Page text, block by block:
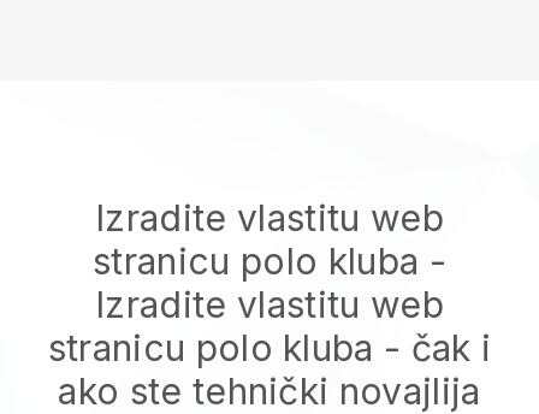
Izradite vlastitu web
stranicu polo kluba -
Izradite vlastitu web
stranicu polo kluba - čak i
ako ste tehnički novajlija